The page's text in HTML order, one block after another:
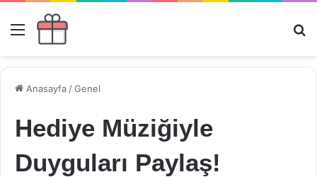
Menü
Anasayfa /Genel
Hediye Müziğiyle
Duyguları Paylaş!